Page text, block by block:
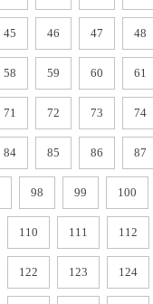
45 46 47 48
58 59 60 61
71 72 73 74
84 85 86 87
98 99 100
110 111 112
122 123 124